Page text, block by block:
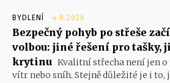
BYDLENÍ 4.8.2026
Bezpečný pohyb po střeše
volbou: jiné řešení pro tašky,
krytinu Kvalitní střecha není jen o
vítr nebo sníh. Stejně důležité je i to,